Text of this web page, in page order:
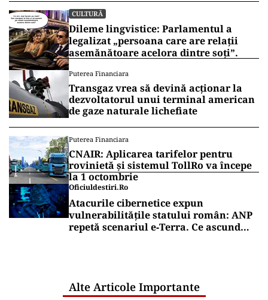
CULTURĂ
Dileme lingvistice: Parlamentul a
legalizat „persoana care are relații
asemănătoare acelora dintre soți”.
Puterea Financiara
Transgaz vrea să devină acționar la
dezvoltatorul unui terminal american
de gaze naturale lichefiate
Puterea Financiara
CNAIR: Aplicarea tarifelor pentru
rovinietă și sistemul TollRo va începe
la 1 octombrie
Oficiuldestiri.ro
Atacurile cibernetice expun
vulnerabilitățile statului român: ANP
repetă scenariul e‑Terra. Ce ascund
Alte Articole Importante